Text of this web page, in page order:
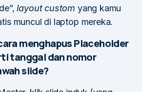
layout custom yang kamu
muncul di laptop mereka.
menghapus Placeholder
tanggal dan nomor
slide?